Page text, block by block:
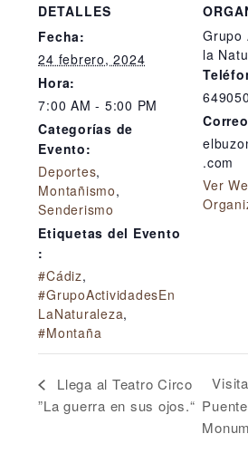
DETALLES
Fecha:
24 febrero, 2024
Hora:
7:00 AM - 5:00 PM
Categorías de
Evento:
Deportes,
Montañismo,
Senderismo
Etiquetas del Evento
:
#Cádiz,
#GrupoActividadesEn
LaNaturaleza,
#Montaña
Grupo
la
.com
Ver
Llega al Teatro Circo
”La guerra en sus ojos.“